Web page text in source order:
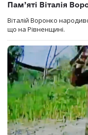
Пам’яті Віталія
Віталій Воронко
що на Рівненщині.